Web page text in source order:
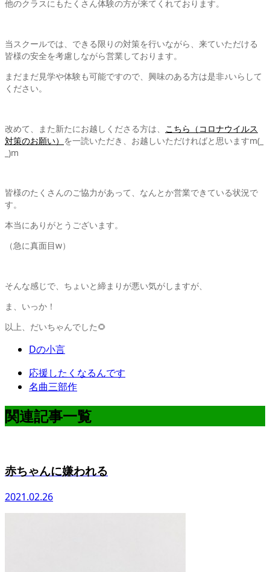
他のクラスにもたくさん体験の方が来てくれております。
当スクールでは、できる限りの対策を行いながら、来ていただける
皆様の安全を考慮しながら営業しております。
まだまだ見学や体験も可能ですので、興味のある方は是非♪いらして
ください。
改めて、また新たにお越しくださる方は、 こちら（コロナウイルス
対策のお願い） を一読いただき、お越しいただければと思いますm(_
_)m
皆様のたくさんのご協力があって、なんとか営業できている状況で
す。
本当にありがとうございます。
（急に真面目w）
そんな感じで、ちょいと締まりが悪い気がしますが、
ま、いっか！
以上、だいちゃんでした🌻
Dの小言
応援したくなるんです
名曲三部作
関連記事一覧
赤ちゃんに嫌われる
2021.02.26